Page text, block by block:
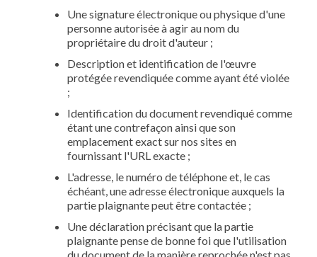
Une signature électronique ou physique d'une
personne autorisée à agir au nom du
propriétaire du droit d'auteur ;
Description et identification de l'œuvre
protégée revendiquée comme ayant été violée
;
Identification du document revendiqué comme
étant une contrefaçon ainsi que son
emplacement exact sur nos sites en
fournissant l'URL exacte ;
L'adresse, le numéro de téléphone et, le cas
échéant, une adresse électronique auxquels la
partie plaignante peut être contactée ;
Une déclaration précisant que la partie
plaignante pense de bonne foi que l'utilisation